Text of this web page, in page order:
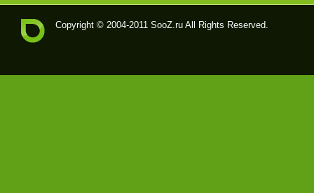
Copyright © 2004-2011 SooZ.ru All Rights Reserved.